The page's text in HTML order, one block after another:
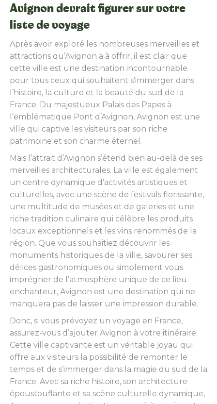
Avignon devrait figurer sur votre
liste de voyage
Après avoir exploré les nombreuses merveilles et
attractions qu’Avignon a à offrir, il est clair que
cette ville est une destination incontournable
pour tous ceux qui souhaitent s’immerger dans
l’histoire, la culture et la beauté du sud de la
France. Du majestueux Palais des Papes à
l’emblématique Pont d’Avignon, Avignon est une
ville qui captive les visiteurs par son riche
patrimoine et son charme éternel.
Mais l’attrait d’Avignon s’étend bien au-delà de ses
merveilles architecturales. La ville est également
un centre dynamique d’activités artistiques et
culturelles, avec une scène de festivals florissante,
une multitude de musées et de galeries et une
riche tradition culinaire qui célèbre les produits
locaux exceptionnels et les vins renommés de la
région. Que vous souhaitiez découvrir les
monuments historiques de la ville, savourer ses
délices gastronomiques ou simplement vous
imprégner de l’atmosphère unique de ce lieu
enchanteur, Avignon est une destination qui ne
manquera pas de laisser une impression durable.
Donc, si vous prévoyez un voyage en France,
assurez-vous d’ajouter Avignon à votre itinéraire.
Cette ville captivante est un véritable joyau qui
offre aux visiteurs la possibilité de remonter le
temps et de s’immerger dans la magie du sud de la
France. Avec sa riche histoire, son architecture
époustouflante et sa scène culturelle dynamique,